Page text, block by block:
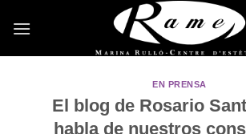
EN PRENSA
El blog de Rosario
habla de nuestros